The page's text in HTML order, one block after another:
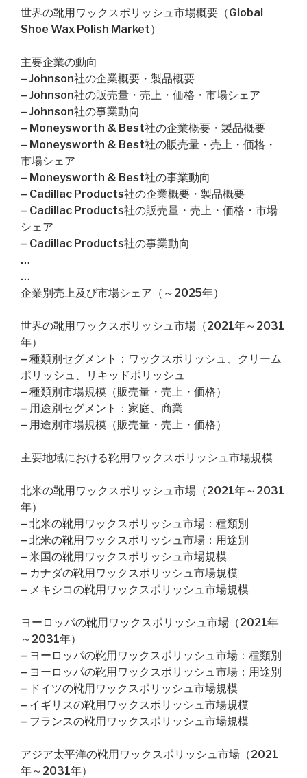
世界の靴用ワックスポリッシュ市場概要（Global
Shoe Wax Polish Market）
主要企業の動向
– Johnson社の企業概要・製品概要
– Johnson社の販売量・売上・価格・市場シェア
– Johnson社の事業動向
– Moneysworth & Best社の企業概要・製品概要
– Moneysworth & Best社の販売量・売上・価格・
市場シェア
– Moneysworth & Best社の事業動向
– Cadillac Products社の企業概要・製品概要
– Cadillac Products社の販売量・売上・価格・市場
シェア
– Cadillac Products社の事業動向
…
…
企業別売上及び市場シェア（～2025年）
世界の靴用ワックスポリッシュ市場（2021年～2031
年）
– 種類別セグメント：ワックスポリッシュ、クリーム
ポリッシュ、リキッドポリッシュ
– 種類別市場規模（販売量・売上・価格）
– 用途別セグメント：家庭、商業
– 用途別市場規模（販売量・売上・価格）
主要地域における靴用ワックスポリッシュ市場規模
北米の靴用ワックスポリッシュ市場（2021年～2031
年）
– 北米の靴用ワックスポリッシュ市場：種類別
– 北米の靴用ワックスポリッシュ市場：用途別
– 米国の靴用ワックスポリッシュ市場規模
– カナダの靴用ワックスポリッシュ市場規模
– メキシコの靴用ワックスポリッシュ市場規模
ヨーロッパの靴用ワックスポリッシュ市場（2021年
～2031年）
– ヨーロッパの靴用ワックスポリッシュ市場：種類別
– ヨーロッパの靴用ワックスポリッシュ市場：用途別
– ドイツの靴用ワックスポリッシュ市場規模
– イギリスの靴用ワックスポリッシュ市場規模
– フランスの靴用ワックスポリッシュ市場規模
アジア太平洋の靴用ワックスポリッシュ市場（2021
年～2031年）